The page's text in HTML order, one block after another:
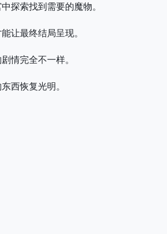
探索找到需要的魔物。
让最终结局呈现。
情完全不一样。
西恢复光明。